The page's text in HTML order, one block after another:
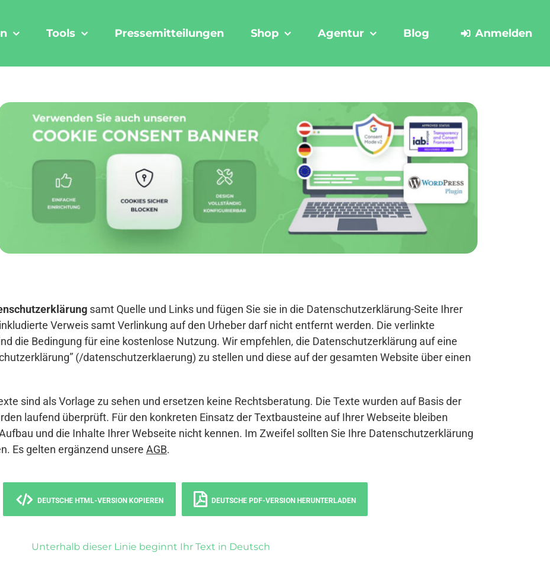
Tools Pressemitteilungen Shop Agentur Blog Anmelden
samt Quelle und Links und fügen Sie sie in die Datenschutzerklärung-Seite Ihrer
Verweis samt Verlinkung auf den Urheber darf nicht entfernt werden. Die verlinkte
die Bedingung für eine kostenlose Nutzung. Wir empfehlen, die Datenschutzerklärung auf eine
(/datenschutzerklaerung) zu stellen und diese auf der gesamten Website über einen
sind als Vorlage zu sehen und ersetzen keine Rechtsberatung. Die Texte wurden auf Basis der
laufend überprüft. Für den konkreten Einsatz der Textbausteine auf Ihrer Webseite bleiben
und die Inhalte Ihrer Webseite nicht kennen. Im Zweifel sollten Sie Ihre Datenschutzerklärung
Es gelten ergänzend unsere AGB.
DEUTSCHE HTML-VERSION KOPIEREN DEUTSCHE PDF-VERSION HERUNTERLADEN
Unterhalb dieser Linie beginnt Ihr Text in Deutsch